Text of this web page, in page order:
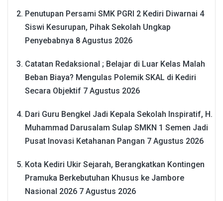
Penutupan Persami SMK PGRI 2 Kediri Diwarnai 4
Siswi Kesurupan, Pihak Sekolah Ungkap
Penyebabnya 8 Agustus 2026
Catatan Redaksional ; Belajar di Luar Kelas Malah
Beban Biaya? Mengulas Polemik SKAL di Kediri
Secara Objektif 7 Agustus 2026
Dari Guru Bengkel Jadi Kepala Sekolah Inspiratif, H.
Muhammad Darusalam Sulap SMKN 1 Semen Jadi
Pusat Inovasi Ketahanan Pangan 7 Agustus 2026
Kota Kediri Ukir Sejarah, Berangkatkan Kontingen
Pramuka Berkebutuhan Khusus ke Jambore
Nasional 2026 7 Agustus 2026